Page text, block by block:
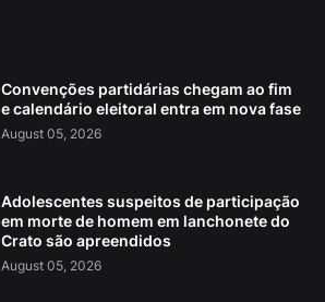
Convenções partidárias chegam ao fim
e calendário eleitoral entra em nova fase
August 05, 2026
Adolescentes suspeitos de participação
em morte de homem em lanchonete do
Crato são apreendidos
August 05, 2026